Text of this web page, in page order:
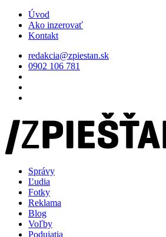
Úvod
Ako inzerovať
Kontakt
redakcia@zpiestan.sk
0902 106 781
Správy
Ľudia
Fotky
Reklama
Blog
Voľby
Podujatia